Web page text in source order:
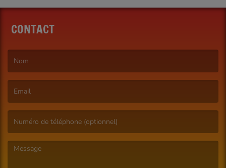
CONTACT